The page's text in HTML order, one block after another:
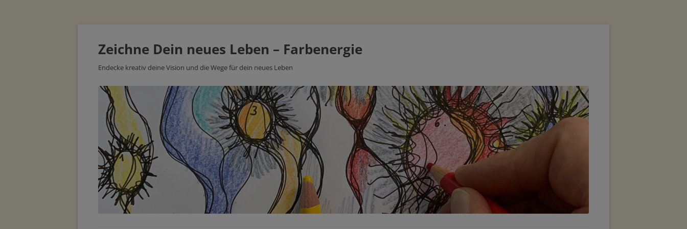
Zeichne Dein neues Leben – Farbenergie
Endecke kreativ deine Vision und die Wege für dein neues Leben